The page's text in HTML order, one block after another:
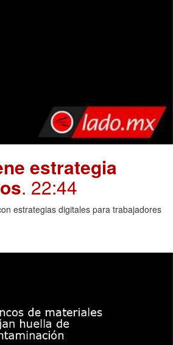
estrategia
. 22:44
estrategias digitales para trabajadores